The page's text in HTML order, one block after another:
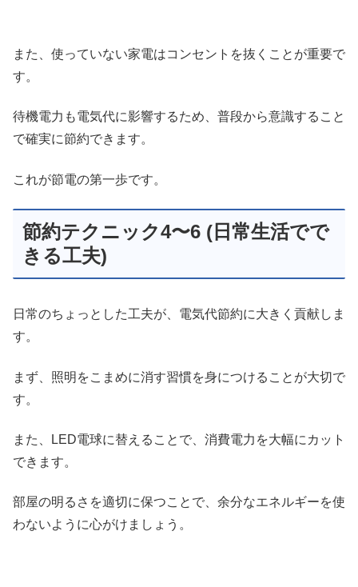
また、使っていない家電はコンセントを抜くことが重要で
す。
待機電力も電気代に影響するため、普段から意識すること
で確実に節約できます。
これが節電の第一歩です。
節約テクニック4〜6 (日常生活でで
きる工夫)
日常のちょっとした工夫が、電気代節約に大きく貢献しま
す。
まず、照明をこまめに消す習慣を身につけることが大切で
す。
また、LED電球に替えることで、消費電力を大幅にカット
できます。
部屋の明るさを適切に保つことで、余分なエネルギーを使
わないように心がけましょう。